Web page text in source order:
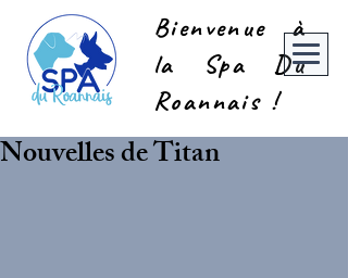
Bienvenue à
la Spa Du
Roannais !
Nouvelles de Titan